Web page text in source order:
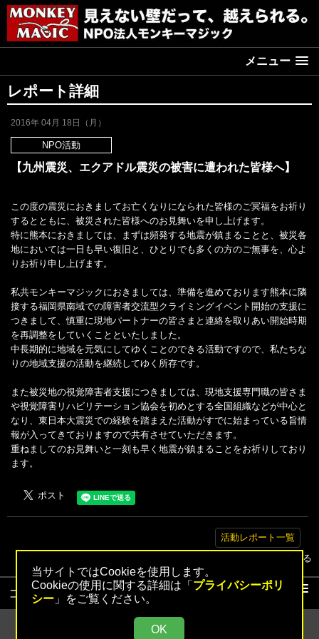
当サイトではCookieを使用します。
Cookieの使用に関する詳細は「 プライバシーポリ
シー」をご覧ください。
OK
メニュー
レポート詳細
2016年 04月 18日（月）
NPO活動
【九州震災、エクアドル震災の被害に遭われた皆様へ】
この度の震災におきましてお亡くなりになられた皆様のご冥福をお祈り
するとともに、被災された皆様へのお見舞いを申し上げます。
特に熊本におきましては、まずは頻発する地震が鎮まることと、被災各
地においては一日も早い復旧と、ひとりでも多くの方のご無事を、心よ
りお祈り申し上げます。
私共モンキーマジックにおきましては、準備を進めております熊本に隣
接する福岡県南域での障害者交流型クライミングイベント開始の支援に
つきまして、慎重に現地パートナーの皆さまと連絡を取りあい開始時期
を再調整をしていくことといたしました。
中長期的に地域を元気にしてゆくことのできる活動ですので、私たちな
りの地域支援の活動を継続してゆく所存です。
また被災地の視覚障害者支援につきましては、現地支援専門職の皆さま
や視覚障害リハビリテーション協会を初めとする全国組織などが中心と
なり、東日本大震災での経験を踏まえた活動がすでに始まっている旨情
報が入ってきておりますので共有させていただきます。
重ねましてのお見舞いと一刻も早く地震が鎮まることをお祈りしており
ます。
活動レポート一覧
▲トップへ戻る
コンテンツ